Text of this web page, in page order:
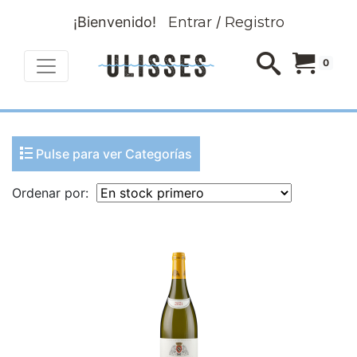
¡Bienvenido! Entrar/ Registro
0
Pulse para ver Categorías
Ordenar por: